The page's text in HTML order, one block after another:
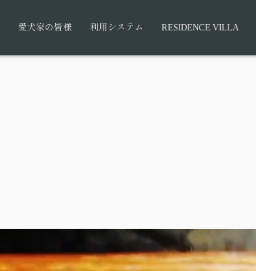
愛犬家の皆様 利用システム RESIDENCE VILLA